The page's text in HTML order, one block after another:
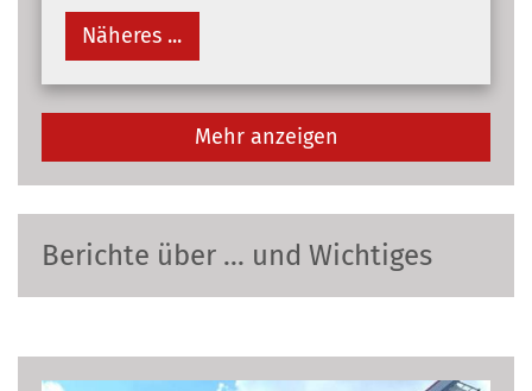
Näheres ...
Mehr anzeigen
Berichte über ... und Wichtiges